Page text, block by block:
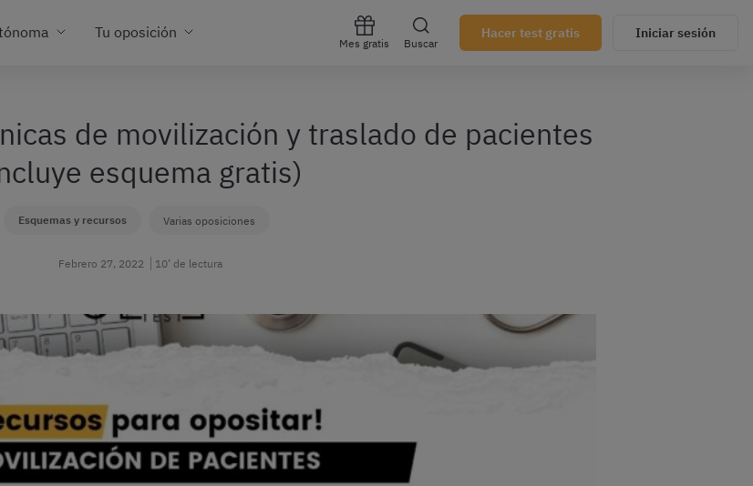
Tu oposición
Mes gratis Buscar
Hacer test gratis Iniciar sesión
de movilización y traslado de pacientes
esquema gratis)
Esquemas y recursos Varias oposiciones
Febrero 27, 2022 10’ de lectura